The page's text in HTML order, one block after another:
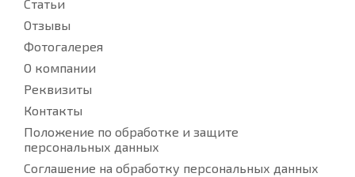
Статьи
Отзывы
Фотогалерея
О компании
Реквизиты
Контакты
Положение по обработке и защите
персональных данных
Соглашение на обработку персональных данных